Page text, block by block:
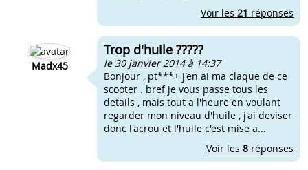
Voir les 21 réponses
Madx45
Trop d'huile ?????
le 30 janvier 2014 à 14:37
Bonjour , pt***+ j'en ai ma claque de ce
scooter . bref je vous passe tous les
details , mais tout a l'heure en voulant
regarder mon niveau d'huile , j'ai deviser
donc l'acrou et l'huile c'est mise a...
Voir les 8 réponses